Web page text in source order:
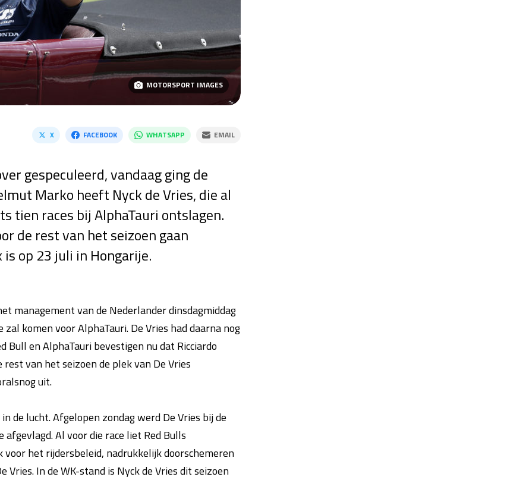
MOTORSPORT IMAGES
X FACEBOOK WHATSAPP EMAIL
gespeculeerd, vandaag ging de
Marko heeft Nyck de Vries, die al
tien races bij AlphaTauri ontslagen.
de rest van het seizoen gaan
op 23 juli in Hongarije.
management van de Nederlander dinsdagmiddag
komen voor AlphaTauri. De Vries had daarna nog
en AlphaTauri bevestigen nu dat Ricciardo
van het seizoen de plek van De Vries
uit.
de lucht. Afgelopen zondag werd De Vries bij de
Al voor die race liet Red Bulls
het rijdersbeleid, nadrukkelijk doorschemeren
In de WK-stand is Nyck de Vries dit seizoen